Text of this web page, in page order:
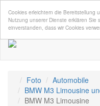
Cookies erleichtern die Bereitstellung
Nutzung unserer Dienste erklären Sie
einverstanden, dass wir Cookies
Foto
Automobile
BMW M3 Limousine
BMW M3 Limousine